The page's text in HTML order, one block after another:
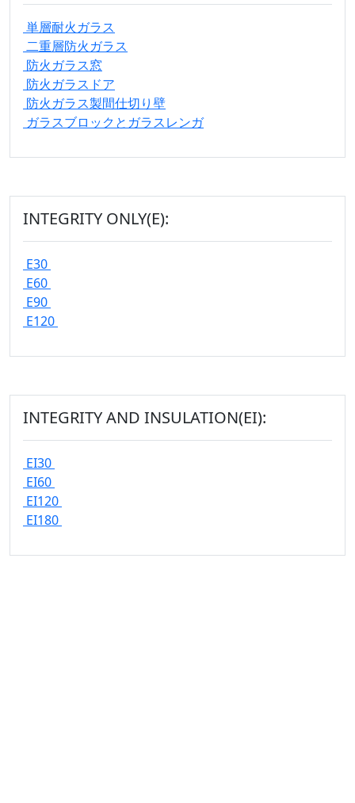
単層耐火ガラス
二重層防火ガラス
防火ガラス窓
防火ガラスドア
防火ガラス製間仕切り壁
ガラスブロックとガラスレンガ
INTEGRITY ONLY(E):
E30
E60
E90
E120
INTEGRITY AND INSULATION(EI):
EI30
EI60
EI120
EI180